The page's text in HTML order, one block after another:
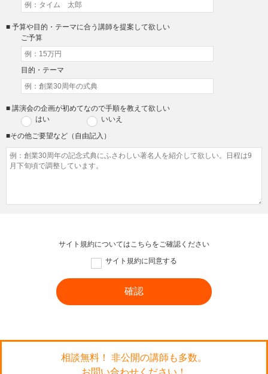
■ 予算や目的・テーマに合う講師を提案して欲しい
ご予算
目的・テーマ
■ 講演会の企画が初めてなので手順を教えて欲しい
はい
いいえ
■その他ご要望など（自由記入）
サイト規約についてはこちら をご確認ください
サイト規約に同意する
相談無料！ 非公開の講師も多数。